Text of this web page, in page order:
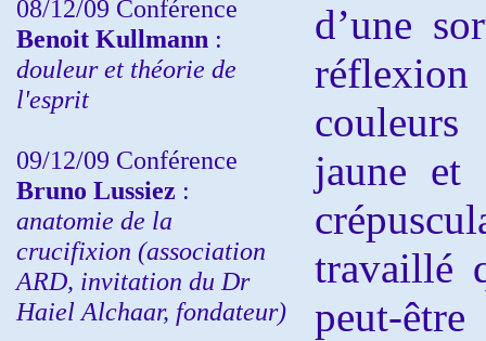
08/12/09 Conférence
Benoit Kullmann :
douleur et théorie de
l'esprit
09/12/09 Conférence
Bruno Lussiez :
anatomie de la
crucifixion (association
ARD, invitation du Dr
Haiel Alchaar, fondateur)
d’une
jaune et
travaillé
peut-